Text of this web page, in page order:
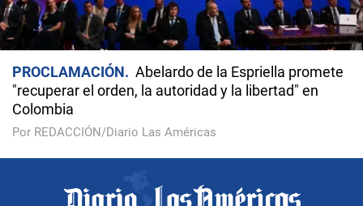
PROCLAMACIÓN
Abelardo de la Espriella promete
"recuperar el orden, la autoridad y la libertad" en
Colombia
Por REDACCIÓN/Diario Las Américas